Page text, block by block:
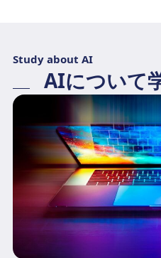
Study about AI
AIについて